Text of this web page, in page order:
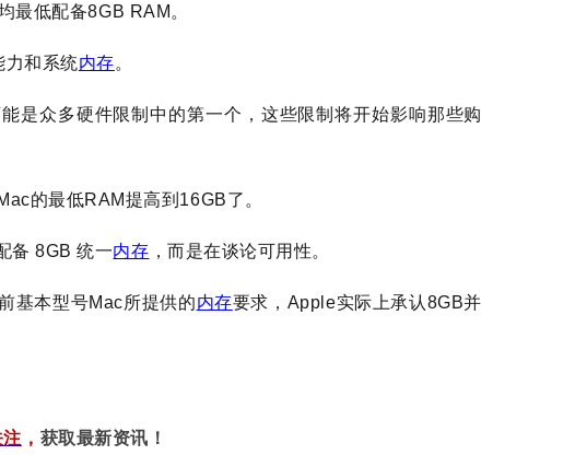
最低配备8GB RAM。
力和系统内存。
是众多硬件限制中的第一个，这些限制将开始影响那些购
的最低RAM提高到16GB了。
备 8GB 统一内存 ，而是在谈论可用性。
基本型号Mac所提供的内存要求，Apple实际上承认8GB并
， 获取最新资讯！